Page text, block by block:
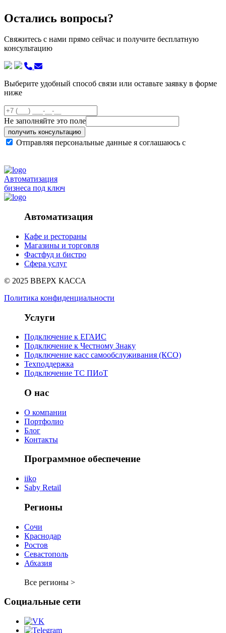
Остались вопросы?
Свяжитесь с нами прямо сейчас и получите бесплатную
консультацию
Выберите удобный способ связи или оставьте заявку в форме
ниже
Не заполняйте это поле
получить консультацию
Отправляя персональные данные я соглашаюсь с
Автоматизация
бизнеса под ключ
Автоматизация
Кафе и рестораны
Магазины и торговля
Фастфуд и бистро
Сфера услуг
© 2025 ВВЕРХ КАССА
Политика конфиденциальности
Услуги
Подключение к ЕГАИС
Подключение к Честному Знаку
Подключение касс самообслуживания (КСО)
Техподдержка
Подключение ТС ПИоТ
О нас
О компании
Портфолио
Блог
Контакты
Программное обеспечение
iiko
Saby Retail
Регионы
Сочи
Краснодар
Ростов
Севастополь
Абхазия
Все регионы >
Социальные сети